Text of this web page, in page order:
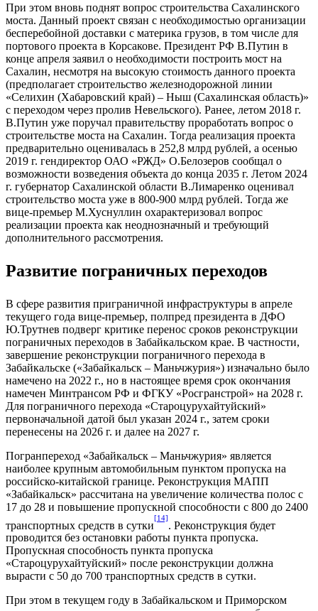
При этом вновь поднят вопрос строительства Сахалинского
моста. Данный проект связан с необходимостью организации
бесперебойной доставки с материка грузов, в том числе для
портового проекта в Корсакове. Президент РФ В.Путин в
конце апреля заявил о необходимости построить мост на
Сахалин, несмотря на высокую стоимость данного проекта
(предполагает строительство железнодорожной линии
«Селихин (Хабаровский край) – Ныш (Сахалинская область)»
с переходом через пролив Невельского). Ранее, летом 2018 г.
В.Путин уже поручал правительству проработать вопрос о
строительстве моста на Сахалин. Тогда реализация проекта
предварительно оценивалась в 252,8 млрд рублей, а осенью
2019 г. гендиректор ОАО «РЖД» О.Белозеров сообщал о
возможности возведения объекта до конца 2035 г. Летом 2024
г. губернатор Сахалинской области В.Лимаренко оценивал
строительство моста уже в 800-900 млрд рублей. Тогда же
вице-премьер М.Хуснуллин охарактеризовал вопрос
реализации проекта как неоднозначный и требующий
дополнительного рассмотрения.
Развитие пограничных переходов
В сфере развития приграничной инфраструктуры в апреле
текущего года вице-премьер, полпред президента в ДФО
Ю.Трутнев подверг критике перенос сроков реконструкции
пограничных переходов в Забайкальском крае. В частности,
завершение реконструкции пограничного перехода в
Забайкальске («Забайкальск – Маньчжурия») изначально было
намечено на 2022 г., но в настоящее время срок окончания
намечен Минтрансом РФ и ФГКУ «Росгранстрой» на 2028 г.
Для пограничного перехода «Староцурухайтуйский»
первоначальной датой был указан 2024 г., затем сроки
перенесены на 2026 г. и далее на 2027 г.
Погранпереход «Забайкальск – Маньчжурия» является
наиболее крупным автомобильным пунктом пропуска на
российско-китайской границе. Реконструкция МАПП
«Забайкальск» рассчитана на увеличение количества полос с
17 до 28 и повышение пропускной способности с 800 до 2400
транспортных средств в сутки
[14]
. Реконструкция будет
проводится без остановки работы пункта пропуска.
Пропускная способность пункта пропуска
«Староцурухайтуйский» после реконструкции должна
вырасти с 50 до 700 транспортных средств в сутки.
При этом в текущем году в Забайкальском и Приморском